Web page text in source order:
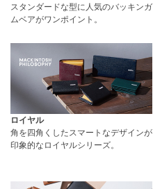
スタンダードな型に人気のバッキンガ
ムベアがワンポイント。
ロイヤル
角を四角くしたスマートなデザインが
印象的なロイヤルシリーズ。